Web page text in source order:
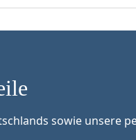
sowie unsere